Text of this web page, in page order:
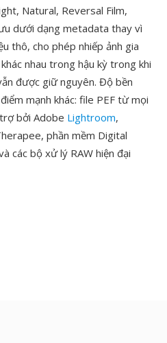
Natural, Reversal Film,
dưới dạng metadata thay vì
thô, cho phép nhiếp ảnh gia
nhau trong hậu kỳ trong khi
được giữ nguyên. Độ bền
mạnh khác: file PEF từ mọi
bởi Adobe Lightroom,
phần mềm Digital
các bộ xử lý RAW hiện đại